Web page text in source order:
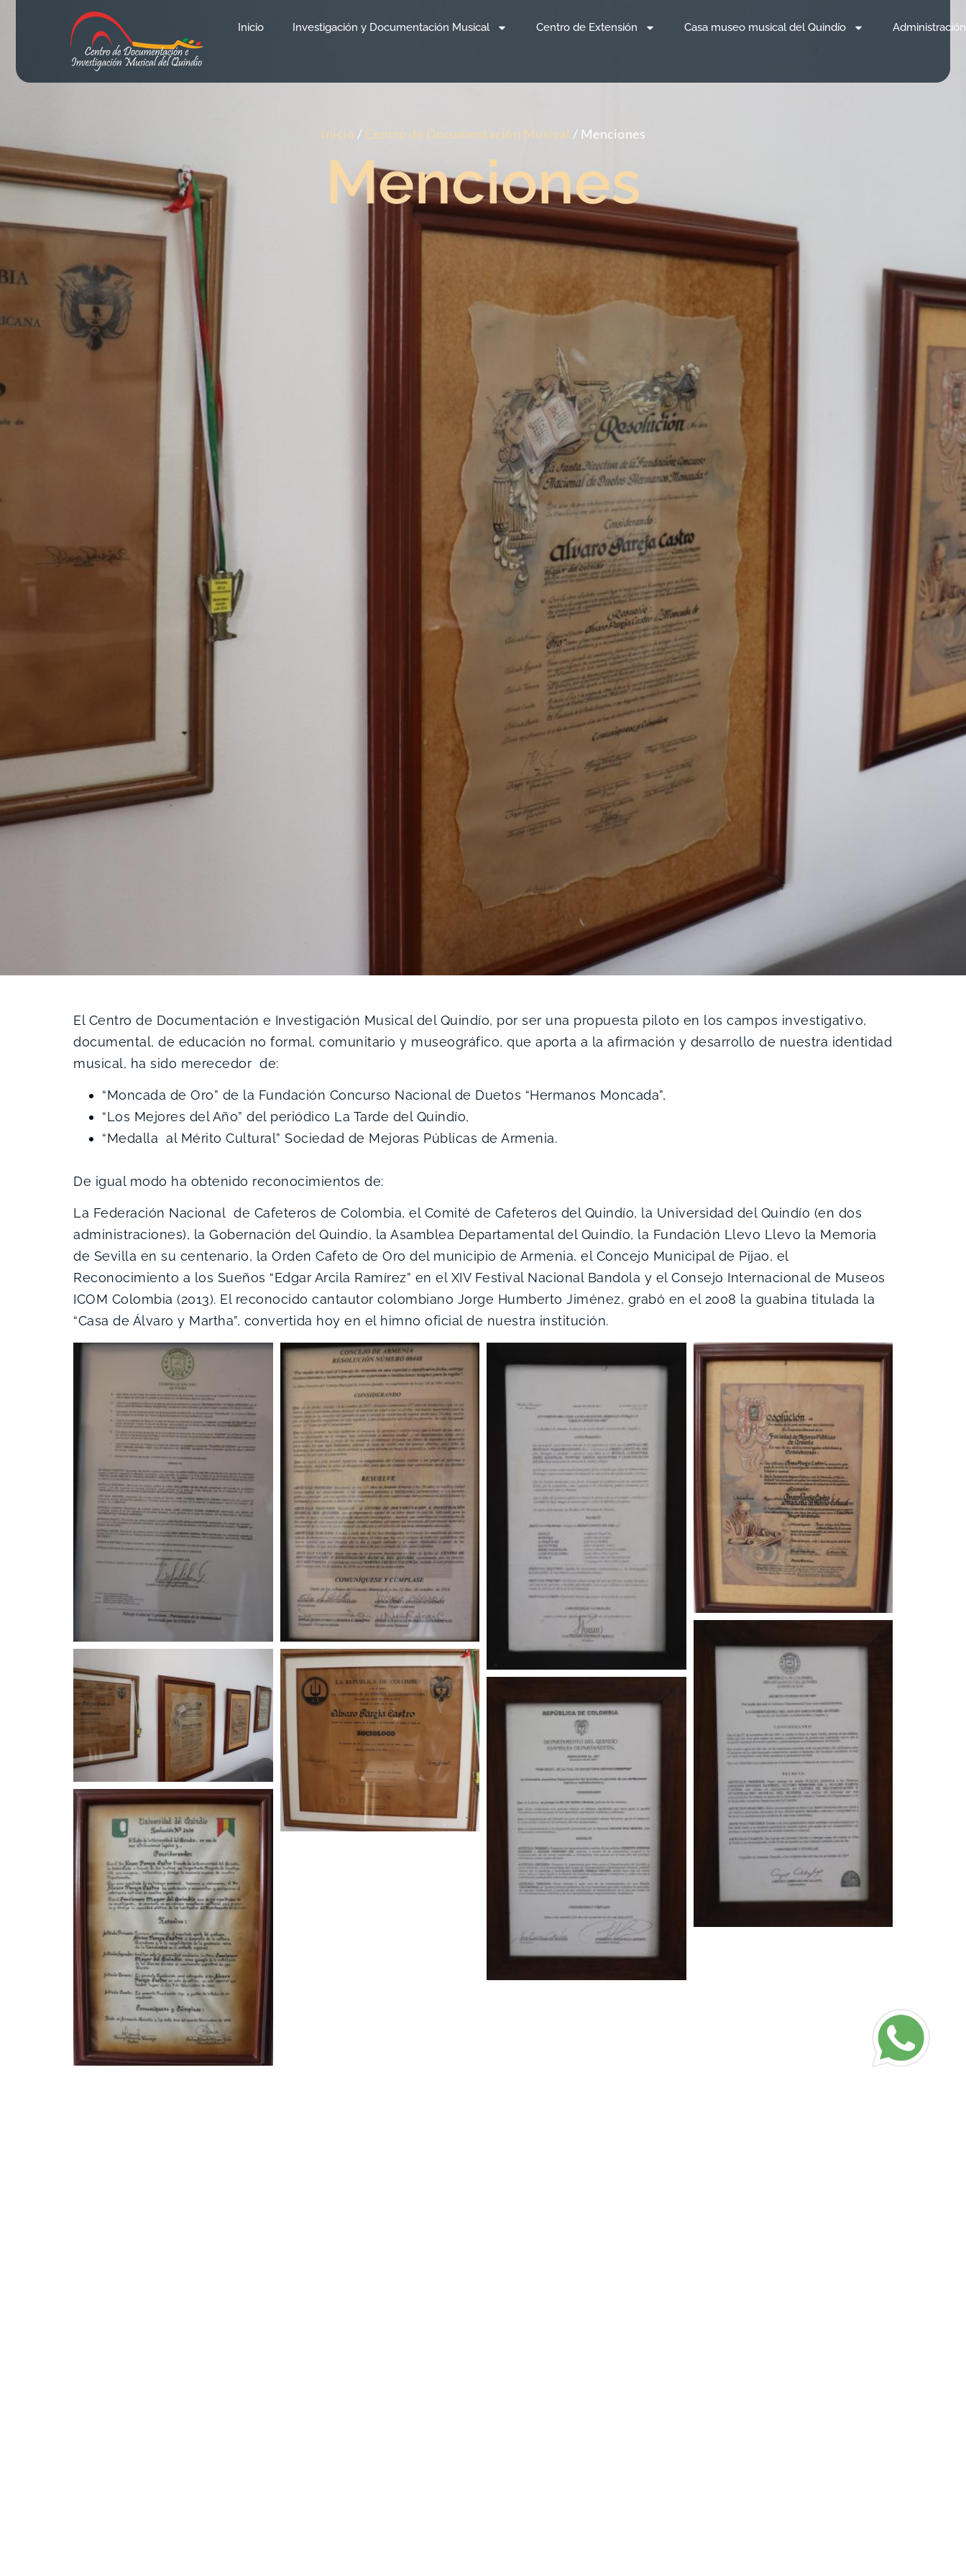
Inicio Investigación y Documentación Musical Centro de Extensión Casa museo musical del Quindío
Inicio / Centro de Documentación Musical / Menciones
Menciones
El Centro de Documentación e Investigación Musical del Quindío, por ser una propuesta piloto en los campos investigativo,
documental, de educación no formal, comunitario y museográfico, que aporta a la afirmación y desarrollo de nuestra identidad
musical, ha sido merecedor de:
“Moncada de Oro” de la Fundación Concurso Nacional de Duetos “Hermanos Moncada”,
“Los Mejores del Año” del periódico La Tarde del Quindío,
“Medalla al Mérito Cultural” Sociedad de Mejoras Públicas de Armenia.
De igual modo ha obtenido reconocimientos de:
La Federación Nacional de Cafeteros de Colombia, el Comité de Cafeteros del Quindío, la Universidad del Quindío (en dos
administraciones), la Gobernación del Quindío, la Asamblea Departamental del Quindío, la Fundación Llevo Llevo la Memoria
de Sevilla en su centenario, la Orden Cafeto de Oro del municipio de Armenia, el Concejo Municipal de Pijao, el
Reconocimiento a los Sueños “Edgar Arcila Ramírez” en el XIV Festival Nacional Bandola y el Consejo Internacional de Museos
ICOM Colombia (2013). El reconocido cantautor colombiano Jorge Humberto Jiménez, grabó en el 2008 la guabina titulada la
“Casa de Álvaro y Martha”, convertida hoy en el himno oficial de nuestra institución.